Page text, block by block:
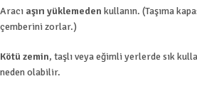
Aracı aşırı yüklemeden kullanın. (Taşıma
çemberini zorlar.)
Kötü zemin, taşlı veya eğimli yerlerde sık
neden olabilir.